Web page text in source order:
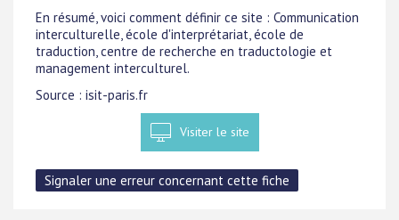
En résumé, voici comment définir ce site : Communication
interculturelle, école d'interprétariat, école de
traduction, centre de recherche en traductologie et
management interculturel.
Source : isit-paris.fr
Visiter le site